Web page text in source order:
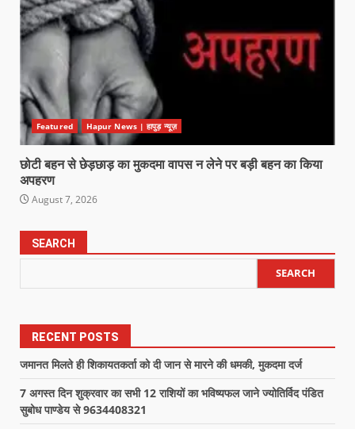
Featured Hapur News | हापुड़ न्यूज़
छोटी बहन से छेड़छाड़ का मुकदमा वापस न लेने पर बड़ी बहन का किया
अपहरण
August 7, 2026
SEARCH
SEARCH
RECENT POSTS
जमानत मिलते ही शिकायतकर्ता को दी जान से मारने की धमकी, मुकदमा दर्ज
7 अगस्त दिन शुक्रवार का सभी 12 राशियों का भविष्यफल जाने ज्योतिर्विद पंडित
सुबोध पाण्डेय से 9634408321